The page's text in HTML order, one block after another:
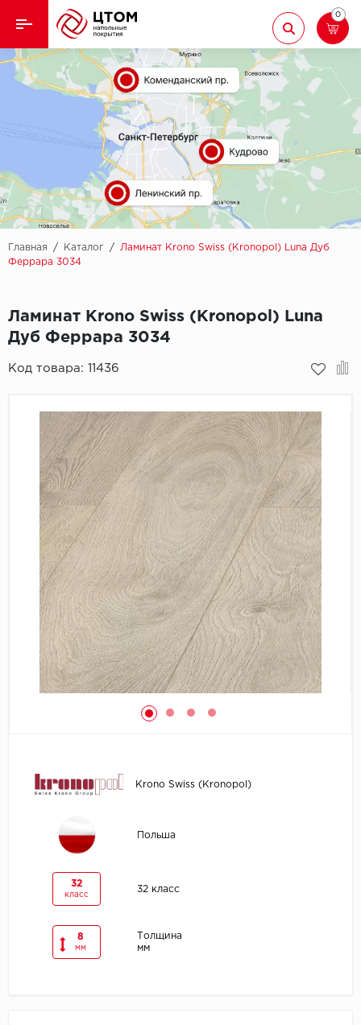
Назад
Кварцвиниловая плитка
Назад
Aberhof
Adelar
Alfa
AllureFloor
Alpine floor
Arbiton
Bonkeel
Classen
CorkArt Vinyl
CronaFloor
Damy Floor
Decoria
Dolce Flooring
ECO Parquet
Ламинат
Ковролин
Линолеум
Паркет
Плинтус
0
Главная / Каталог /
Ламинат Krono Swiss (Kronopol) Luna Дуб
Феррара 3034
Ламинат Krono Swiss (Kronopol) Luna
Дуб Феррара 3034
Код товара: 11436
Krono Swiss (Kronopol)
Польша
32
класс
32 класс
8
мм
Толщина
мм